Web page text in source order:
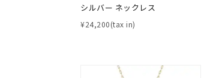
シルバー ネックレス
¥24,200(tax in)